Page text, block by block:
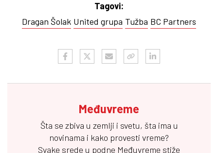
Tagovi:
Dragan Šolak United grupa Tužba BC Partners
Međuvreme
Šta se zbiva u zemlji i svetu, šta ima u
novinama i kako provesti vreme?
Svake srede u podne Međuvreme stiže